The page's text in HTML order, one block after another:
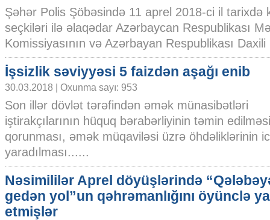
Şəhər Polis Şöbəsində 11 aprel 2018-ci il tarixdə
seçkiləri ilə əlaqədar Azərbaycan Respublikası
Komissiyasının və Azərbayan Respublikası
İşsizlik səviyyəsi 5 faizdən aşağı enib
30.03.2018 | Oxunma sayı: 953
Son illər dövlət tərəfindən əmək münasibətləri
iştirakçılarının hüquq bərabərliyinin təmin
qorunması, əmək müqaviləsi üzrə öhdəliklərinin
yaradılması......
Nəsimililər Aprel döyüşlərində
gedən yol”un qəhrəmanlığını öyünclə
etmişlər